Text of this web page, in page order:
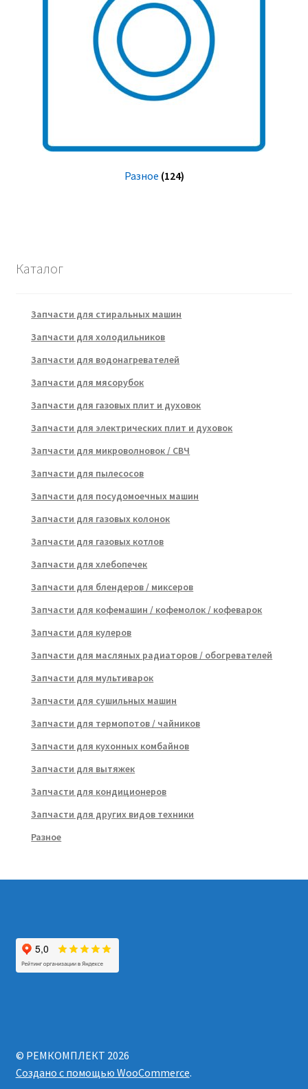
Разное (124)
Каталог
Запчасти для стиральных машин
Запчасти для холодильников
Запчасти для водонагревателей
Запчасти для мясорубок
Запчасти для газовых плит и духовок
Запчасти для электрических плит и духовок
Запчасти для микроволновок / СВЧ
Запчасти для пылесосов
Запчасти для посудомоечных машин
Запчасти для газовых колонок
Запчасти для газовых котлов
Запчасти для хлебопечек
Запчасти для блендеров / миксеров
Запчасти для кофемашин / кофемолок / кофеварок
Запчасти для кулеров
Запчасти для масляных радиаторов / обогревателей
Запчасти для мультиварок
Запчасти для сушильных машин
Запчасти для термопотов / чайников
Запчасти для кухонных комбайнов
Запчасти для вытяжек
Запчасти для кондиционеров
Запчасти для других видов техники
Разное
© РЕМКОМПЛЕКТ 2026
Создано с помощью WooCommerce.